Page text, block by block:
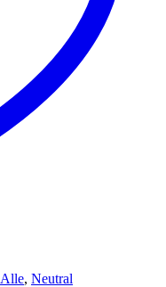
Alle, Neutral